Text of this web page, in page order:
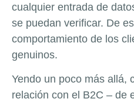
cualquier entrada de
se puedan verificar. De
comportamiento de los
genuinos.
Yendo un poco más allá,
relación con el B2C – de